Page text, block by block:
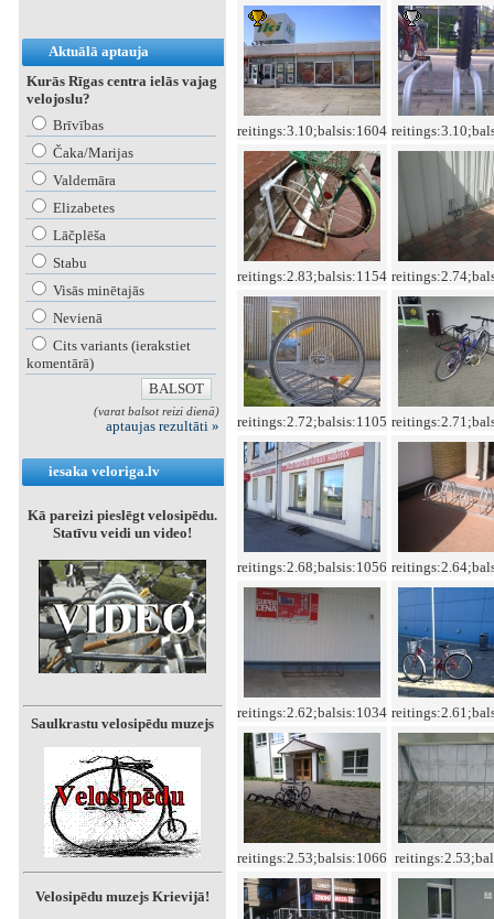
Aktuālā aptauja
Kurās Rīgas centra ielās vajag
velojoslu?
Brīvības
Čaka/Marijas
Valdemāra
Elizabetes
Lāčplēša
Stabu
Visās minētajās
Nevienā
Cits variants (ierakstiet
komentārā)
(varat balsot reizi dienā)
aptaujas rezultāti »
iesaka veloriga.lv
Kā pareizi pieslēgt velosipēdu.
Statīvu veidi un video!
Saulkrastu velosipēdu muzejs
Velosipēdu muzejs Krievijā!
reitings:3.10;balsis:1604
reitings:2.83;balsis:1154
reitings:2.72;balsis:1105
reitings:2.68;balsis:1056
reitings:2.62;balsis:1034
reitings:2.53;balsis:1066